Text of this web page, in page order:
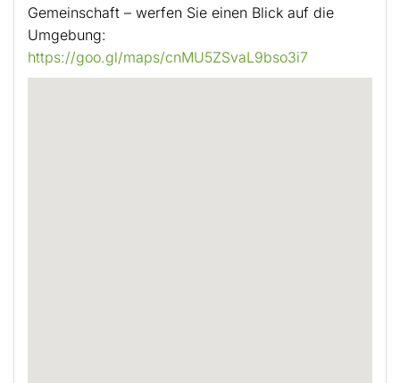
Gemeinschaft – werfen Sie einen Blick auf die
Umgebung:
https://goo.gl/maps/cnMU5ZSvaL9bso3i7